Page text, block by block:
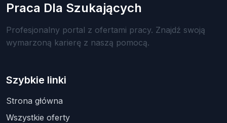
Praca Dla Szukających
Profesjonalny portal z ofertami pracy. Znajdź swoją
wymarzoną karierę z naszą pomocą.
Szybkie linki
Strona główna
Wszystkie oferty